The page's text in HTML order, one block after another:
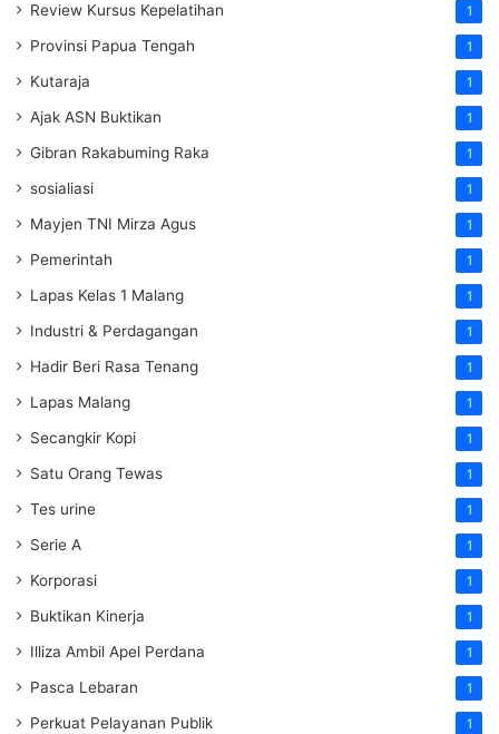
Review Kursus Kepelatihan 1
Provinsi Papua Tengah 1
Kutaraja 1
Ajak ASN Buktikan 1
Gibran Rakabuming Raka 1
sosialiasi 1
Mayjen TNI Mirza Agus 1
Pemerintah 1
Lapas Kelas 1 Malang 1
Industri & Perdagangan 1
Hadir Beri Rasa Tenang 1
Lapas Malang 1
Secangkir Kopi 1
Satu Orang Tewas 1
Tes urine 1
Serie A 1
Korporasi 1
Buktikan Kinerja 1
Illiza Ambil Apel Perdana 1
Pasca Lebaran 1
Perkuat Pelayanan Publik 1